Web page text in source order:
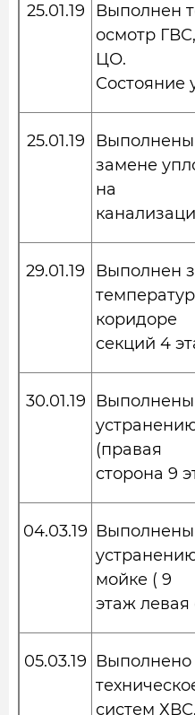
25.01.19
Выполнен
осмотр
ЦО.
Состояние
25.01.19
замене
на
29.01.19
Выполнен
коридоре
секций 4
30.01.19
(правая
сторона 9
04.03.19
мойке ( 9
этаж левая
05.03.19 Выполнено
систем ХВС,